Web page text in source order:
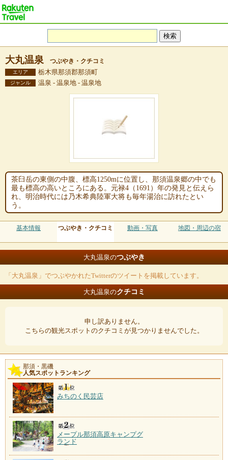
大丸温泉 つぶやき・クチコミ
エリア 栃木県那須郡那須町
ジャンル 温泉 - 温泉地 - 温泉地
茶臼岳の東側の中腹、標高1250mに位置し、那須温泉郷の中でも
最も標高の高いところにある。元禄4（1691）年の発見と伝えら
れ、明治時代には乃木希典陸軍大将も毎年湯治に訪れたとい
う。
基本情報 つぶやき・クチコミ 動画・写真 地図・周辺の宿
大丸温泉のつぶやき
「大丸温泉」でつぶやかれたTwitterのツイートを掲載しています。
大丸温泉のクチコミ
申し訳ありません。
こちらの観光スポットのクチコミが見つかりませんでした。
那須・黒磯
人気スポットランキング
みちのく民芸店
メープル那須高原キャンプグ
ランド